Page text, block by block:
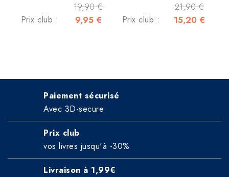
19,90 €
Prix club : 9,95 €
21,90 €
Prix club : 15,20 €
Paiement sécurisé
Avec 3D-secure
Prix club
vos livres jusqu'à -30%
Livraison à 1,99€